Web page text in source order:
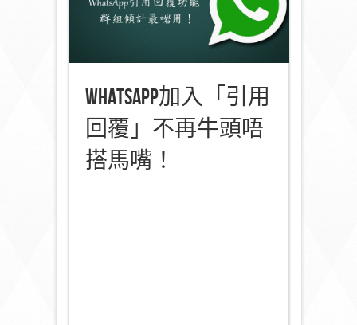
WhatsApp加入「引用
回覆」不再牛頭唔
搭馬嘴！